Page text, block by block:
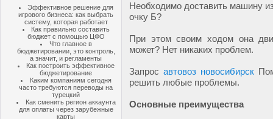
Эффективное решение для
игрового бизнеса: как выбрать
систему, которая работает
Как правильно составить
бюджет с помощью ЦФО
Что главное в
бюджетировании, это контроль,
а значит, и регламенты
Как построить эффективное
бюджетирование
Каким компаниям сегодня
часто требуются переводы на
турецкий
Как сменить регион аккаунта
для оплаты через зарубежные
карты
Необходимо доставить машину
очку Б?
При этом своим ходом она
может? Нет никаких проблем.
Запрос автовоз новосибирск
решить любые проблемы.
Основные преимущества